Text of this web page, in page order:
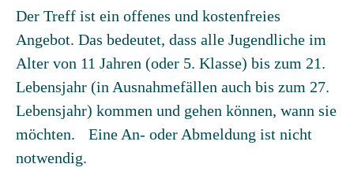
Der Treff ist ein offenes und kostenfreies
Angebot. Das bedeutet, dass alle Jugendliche im
Alter von 11 Jahren (oder 5. Klasse) bis zum 21.
Lebensjahr (in Ausnahmefällen auch bis zum 27.
Lebensjahr) kommen und gehen können, wann sie
möchten. Eine An- oder Abmeldung ist nicht
notwendig.